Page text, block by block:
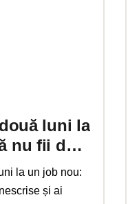
luni la
nu fii dat
la un job nou:
și ai